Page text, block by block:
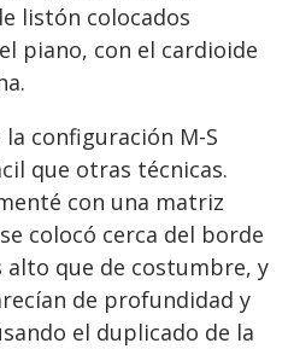
listón colocados
piano, con el cardioide
configuración M-S
que otras técnicas.
con una matriz
colocó cerca del borde
alto que de costumbre, y
de profundidad y
el duplicado de la